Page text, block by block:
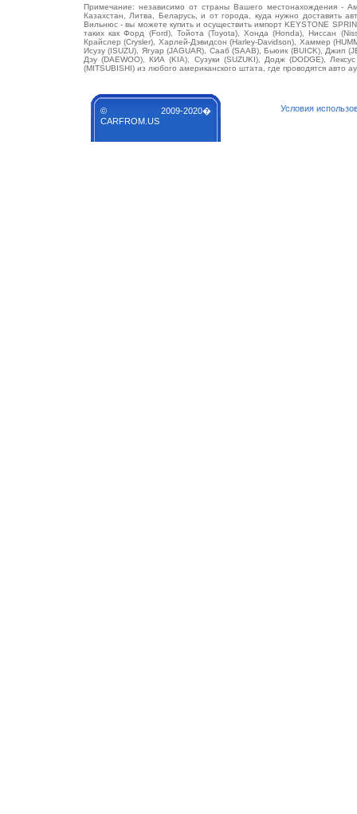
Примечание: независимо от страны Вашего местонахождения -
Казахстан, Литва, Беларусь, и от города, куда нужно доставить
Вильнюс - вы можете купить и осуществить импорт KEYSTONE
таких как Форд (Ford), Тойота (Toyota), Хонда (Honda), Ниссан
Крайслер (Crysler), Харлей-Дэвидсон (Harley-Davidson), Хаммер
Исузу (ISUZU), Ягуар (JAGUAR), Сааб (SAAB), Бьюик (BUICK), Джип
Дэу (DAEWOO), КИА (KIA), Сузуки (SUZUKI), Додж (DODGE),
(MITSUBISHI) из любого американского штата, где проводятся авто
© 2009-2020�
CARFROM.US
Условия